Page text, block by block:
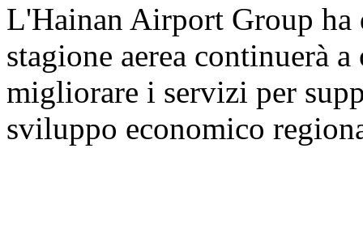
L'Hainan Airport Group ha
stagione aerea continuerà
migliorare i servizi per
sviluppo economico